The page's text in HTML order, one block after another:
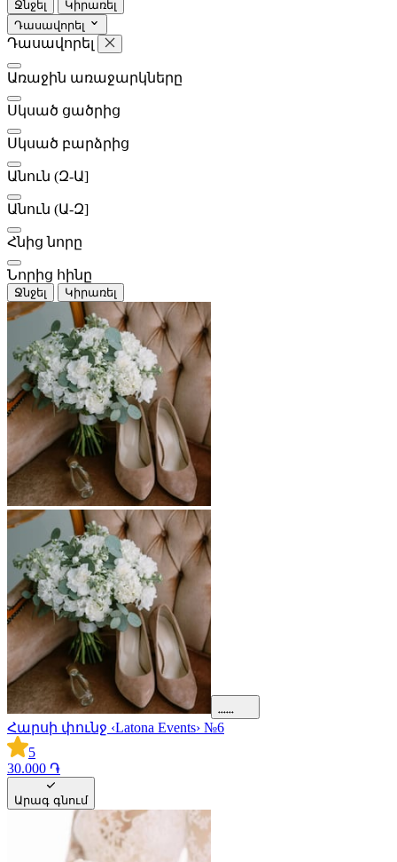
Հետո Գնահատել
Ջնջել
Կիրառել
Դասավորել
Դասավորել
Առաջին առաջարկները
Սկսած ցածրից
Սկսած բարձրից
Անուն (Զ-Ա]
Անուն (Ա-Զ]
Հնից նորը
Նորից հինը
Ջնջել Կիրառել
Հարսի փունջ ‹Latona Events› №6
5
30.000 ֏
Արագ գնում